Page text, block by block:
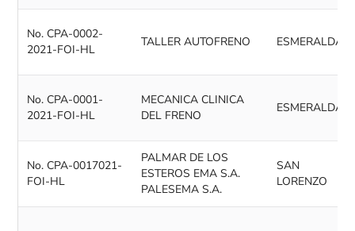
No. CPA-0002-
2021-FOI-HL
TALLER AUTOFRENO ESMERALDAS
No. CPA-0001-
2021-FOI-HL
MECANICA CLINICA
DEL FRENO
ESMERALDAS
No. CPA-0017021-
FOI-HL
PALMAR DE LOS
ESTEROS EMA S.A.
PALESEMA S.A.
SAN
LORENZO